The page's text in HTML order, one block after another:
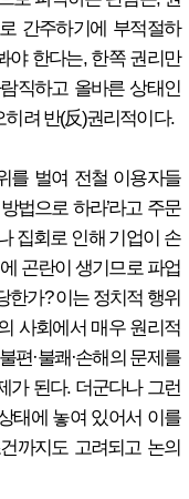
간주하기에 부적절하
야 한다는, 한쪽 권리만
직하고 올바른 상태인
려 반(反)권리적이다.
를 벌여 전철 이용자들
법으로 하라’라고 주문
집회로 인해 기업이 손
곤란이 생기므로 파업
한가? 이는 정치적 행위
사회에서 매우 원리적
편·불쾌·손해의 문제를
가 된다. 더군다나 그런
태에 놓여 있어서 이를
까지도 고려되고 논의